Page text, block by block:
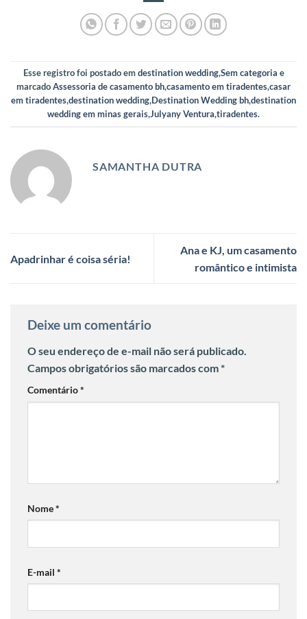
Esse registro foi postado emdestination wedding,Sem categoria e
marcadoAssessoria de casamento bh,casamento em tiradentes,casar
em tiradentes,destination wedding,Destination Wedding bh,destination
wedding em minas gerais,Julyany Ventura,tiradentes.
SAMANTHA DUTRA
Apadrinhar é coisa séria!
Ana e KJ, um casamento
romântico e intimista
Deixe um comentário
O seu endereço de e-mail não será publicado.
Campos obrigatórios são marcados com*
Comentário*
Nome*
E-mail *